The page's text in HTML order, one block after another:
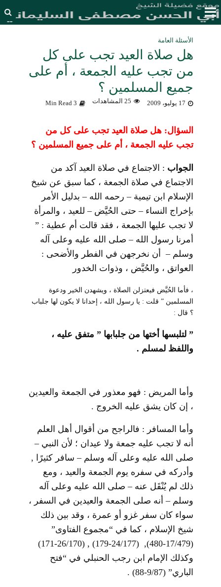
الأسئلة العامة
هل صلاة العيد تجب على كل
من تجب عليه الجمعة ، أم على
جميع المسلمين ؟
17 يوليو، 2009 25 المشاهدات 3 Min Read
السؤال: هل صلاة العيد تجب على كل من
تجب عليه الجمعة ، أم على جميع المسلمين ؟
الجواب : الاجتماع في صلاة العيد آكد من
الاجتماع في صلاة الجمعة ، كما سبق عن شيخ
الإسلام ابن تيمية – رحمه الله – بدليل الأمر
بإخراج النساء – حتى الحُيَّض – للعيد ، والمرأة
لا تجب عليها الجمعة ، فقد قالت أم عطية : ”
أمرنا رسول الله – صلى الله عليه وعلى آله
وسلم – أن نخرجهن في الفطر والأضحى :
العواتق ، والحُيَّض ، وذوات الخدور
، فأما الحُيَّض فيعتزلن الصلاة ، ويشهدن الخير ودعوة
المسلمين ” قلت : يا رسول الله ، إحدانا لا يكون لها جلباب
؟ قال :
” لتلبسها أختها من جلبابها ” متفق عليه ،
واللفظ لمسلم .
وأما المريض : فهو معذور في الجمعة والعيدين
، إن كان يشق عليه الخروج .
وأما المسافر : فالراجح من أقوال أهل العلم
أنه لا تجب عليه جمعة ولا عيدان ؛ لأن النبي –
صلى الله عليه وعلى آله وسلم – سافر كثيرًا ,
وأدركه في سفره يوم الجمعة والعيد ، ومع
ذلك لم يُنْقَل عنه – صلى الله عليه وعلى آله
وسلم – أنه صلى الجمعة والعيدين في السفر ،
سواء كان سفر غزو أو عمرة ، وقد بين ذلك
شيخ الإسلام ، كما في “مجموع الفتاوى”
(17/479-480), (24/177-179) , (26/170-171)
وكذلك الإمام ابن رجب الحنبلي في “فتح
الباري” (9/87-88) .